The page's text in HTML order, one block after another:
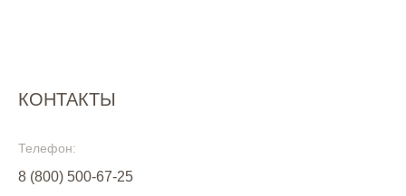
КОНТАКТЫ
Телефон:
8 (800) 500-67-25